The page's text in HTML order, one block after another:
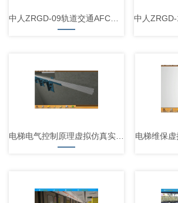
中人ZRGD-09轨道交通AFC系统仿真软件
电梯电气控制原理虚拟仿真实训系统（PC云端）